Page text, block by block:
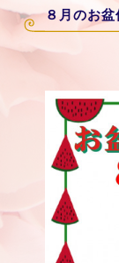
８月のお盆